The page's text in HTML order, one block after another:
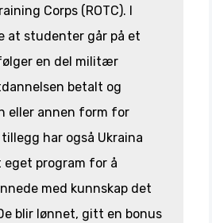
Corps (ROTC). I
at studenter går på et
en del militær
betalt og
eller annen form for
har også Ukraina
program for å
med kunnskap det
blir lønnet, gitt en bonus